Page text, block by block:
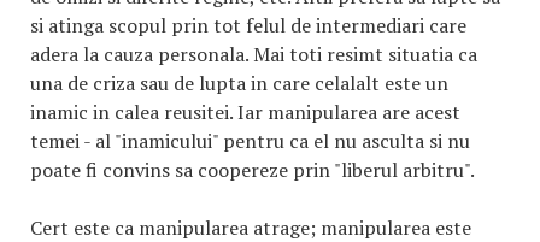
si atinga scopul prin tot felul de intermediari care
adera la cauza personala. Mai toti resimt situatia ca
una de criza sau de lupta in care celalalt este un
inamic in calea reusitei. Iar manipularea are acest
temei - al "inamicului" pentru ca el nu asculta si nu
poate fi convins sa coopereze prin "liberul arbitru".
Cert este ca manipularea atrage; manipularea este